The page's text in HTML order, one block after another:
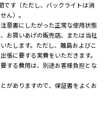
です（ただし、バックライトは消
ん）。
意書にしたがった正常な使用状態
お買いあげの販売店、または当社
たします。ただし、離島およびこ
張に要する実費をいただきます。
する費用は、別途お客様負担とな
がありますので、保証書をよくお